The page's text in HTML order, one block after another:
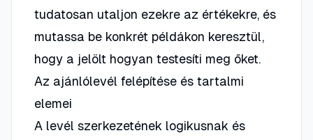
tudatosan utaljon ezekre az értékekre, és
mutassa be konkrét példákon keresztül,
hogy a jelölt hogyan testesíti meg őket.
Az ajánlólevél felépítése és tartalmi
elemei
A levél szerkezetének logikusnak és